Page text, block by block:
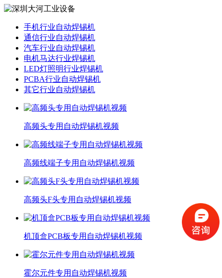
手机行业自动焊锡机
通信行业自动焊锡机
汽车行业自动焊锡机
电机马达行业焊锡机
LED灯照明行业焊锡机
PCBA行业自动焊锡机
其它行业自动焊锡机
高频头专用自动焊锡机视频
高频线端子专用自动焊锡机视频
高频头F头专用自动焊锡机视频
机顶盒PCB板专用自动焊锡机视频
霍尔元件专用自动焊锡机视频